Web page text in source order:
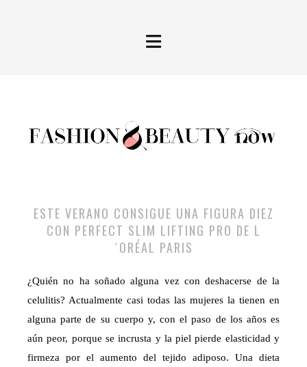
≡
ESTE VERANO CONSIGUE UNA FIGURA DIEZ
CON PERFECT SLIM LIFTING PRO DE L
´ORÉAL PARIS
¿Quién no ha soñado alguna vez con deshacerse de la
celulitis? Actualmente casi todas las mujeres la tienen en
alguna parte de su cuerpo y, con el paso de los años es
aún peor, porque se incrusta y la piel pierde elasticidad y
firmeza por el aumento del tejido adiposo. Una dieta